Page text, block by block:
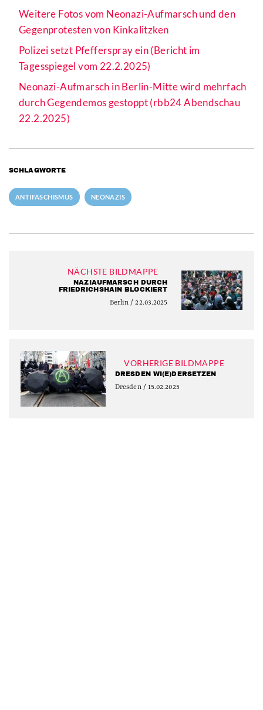
Weitere Fotos vom Neonazi-Aufmarsch und den
Gegenprotesten von Kinkalitzken
Polizei setzt Pfefferspray ein (Bericht im
Tagesspiegel vom 22.2.2025)
Neonazi-Aufmarsch in Berlin-Mitte wird mehrfach
durch Gegendemos gestoppt (rbb24 Abendschau
22.2.2025)
SCHLAGWORTE
ANTIFASCHISMUS NEONAZIS
NÄCHSTE BILDMAPPE
NAZIAUFMARSCH DURCH
FRIEDRICHSHAIN BLOCKIERT
Berlin / 22.03.2025
VORHERIGE BILDMAPPE
DRESDEN WI(E)DERSETZEN
Dresden / 15.02.2025